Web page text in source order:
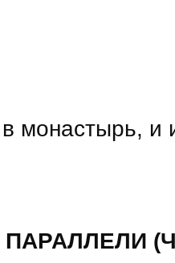
монастырь, и